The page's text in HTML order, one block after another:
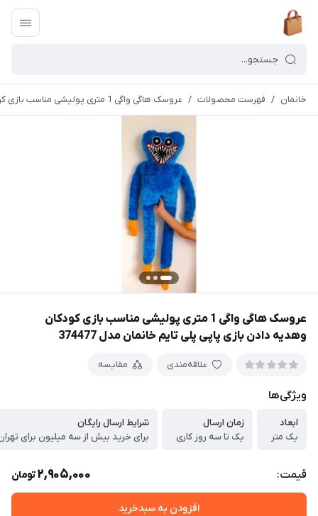
خانمان / فهرست محصولات / عروسک هاگی واگی 1 متری پولیشی مناسب بازی کودکان وهدیه دادن بازی پاپی پلی تایم خانمان مدل 374477
عروسک هاگی واگی 1 متری پولیشی مناسب بازی کودکان
وهدیه دادن بازی پاپی پلی تایم خانمان مدل 374477
علاقه‌مندی مقایسه
ویژگی‌ها
ابعاد
یک متر
زمان ارسال
یک تا سه روز کاری
شرایط ارسال رایگان
برای خرید بیش از سه میلیون برای
قیمت: 2,905,000تومان
افزودن به سبدخرید